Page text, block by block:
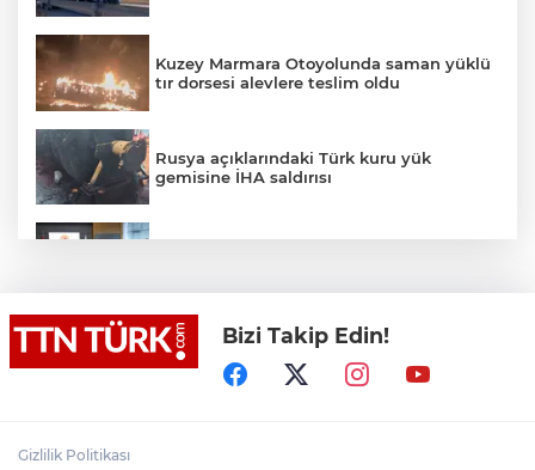
Kuzey Marmara Otoyolunda saman yüklü
tır dorsesi alevlere teslim oldu
Rusya açıklarındaki Türk kuru yük
gemisine İHA saldırısı
Lukaku Fener’e mi, Beşiktaş’a mı geliyor?
Bizi Takip Edin!
Gizlilik Politikası